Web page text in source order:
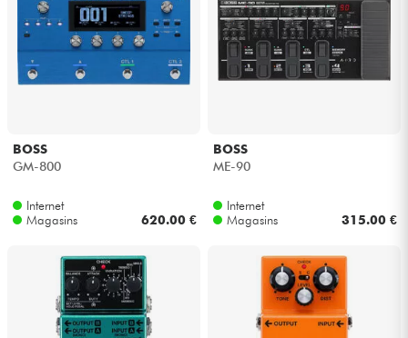
BOSS
GM-800
Internet
Magasins
620.00 €
BOSS
ME-90
Internet
Magasins
315.00 €